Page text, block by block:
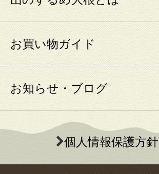
お買い物ガイド
お知らせ・ブログ
個人情報保護方針